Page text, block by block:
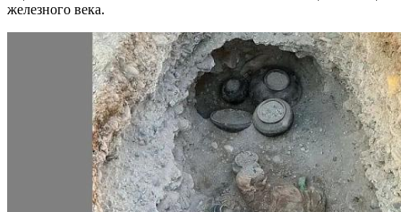
железного века.